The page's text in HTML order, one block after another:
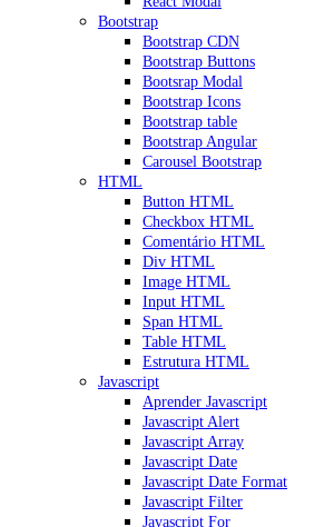
Bootstrap
Bootstrap CDN
Bootstrap Buttons
Bootsrap Modal
Bootstrap Icons
Bootstrap table
Bootstrap Angular
Carousel Bootstrap
HTML
Button HTML
Checkbox HTML
Comentário HTML
Div HTML
Image HTML
Input HTML
Span HTML
Table HTML
Estrutura HTML
Javascript
Aprender Javascript
Javascript Alert
Javascript Array
Javascript Date
Javascript Date Format
Javascript Filter
Javascript For